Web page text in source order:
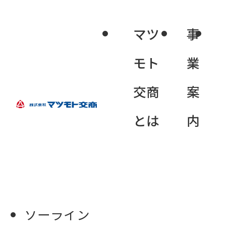
マツ
モト
交商
とは
事
業
案
内
ソーライン